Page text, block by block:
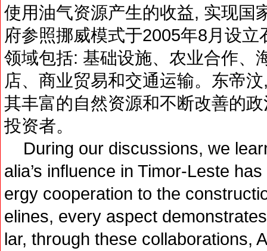
使用油气资源产生的收益, 实现国
府参照挪威模式于2005年8月设
领域包括: 基础设施、农业合作、
店、商业贸易和交通运输。东帝
其丰富的自然资源和不断改善的
投资者。
During our discussions, we
alia’s influence in Timor-Leste
ergy cooperation to the
elines, every aspect
lar, through these collaborations,